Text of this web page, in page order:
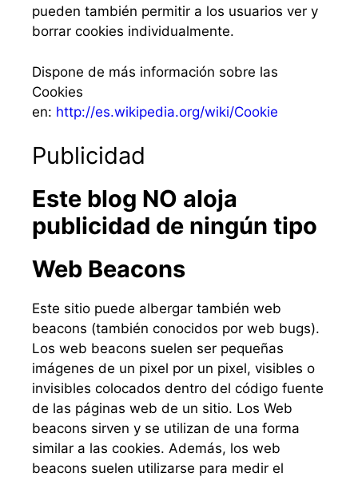
pueden también permitir a los usuarios ver y
borrar cookies individualmente.
Dispone de más información sobre las
Cookies
en: http://es.wikipedia.org/wiki/Cookie
Publicidad
Este blog NO aloja
publicidad de ningún tipo
Web Beacons
Este sitio puede albergar también web
beacons (también conocidos por web bugs).
Los web beacons suelen ser pequeñas
imágenes de un pixel por un pixel, visibles o
invisibles colocados dentro del código fuente
de las páginas web de un sitio. Los Web
beacons sirven y se utilizan de una forma
similar a las cookies. Además, los web
beacons suelen utilizarse para medir el